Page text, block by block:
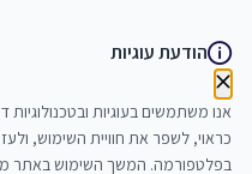
הודעת עוגיות
אנו משתמשים בעוגיות
כראוי, לשפר את חוויית השימוש,
בפלטפורמה. המשך השימוש באתר